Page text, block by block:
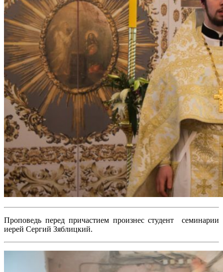
Проповедь перед причастием произнес студент семинарии
иерей Сергий Зяблицкий.